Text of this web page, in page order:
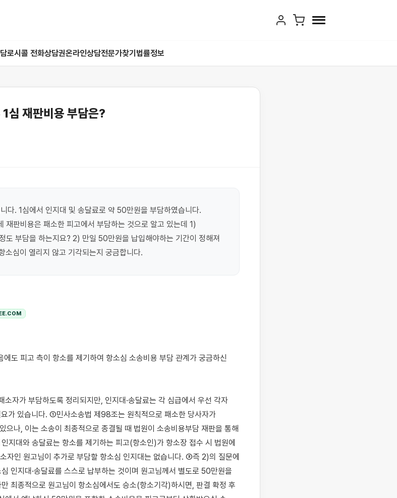
로시콜 전화상담권온라인상담전문가찾기 법률정보
심 재판비용 부담은?
다. 1심에서 인지대 및 송달료로 약 50만원을 부담하였습니다.
재판비용은 패소한 피고에서 부담하는 것으로 알고 있는데 1)
도 부담을 하는지요? 2) 만일 50만원을 납입해야하는 기간이 정해져
소심이 열리지 않고 기각되는지 궁금합니다.
소자가 부담하도록 정리되지만, 인지대·송달료는 각 심급에서 우선 각자
가 있습니다. ①민사소송법 제98조는 원칙적으로 패소한 당사자가
으나, 이는 소송이 최종적으로 종결될 때 법원이 소송비용부담 재판을 통해
지대와 송달료는 항소를 제기하는 피고(항소인)가 항소장 접수 시 법원에
자인 원고님이 추가로 부담할 항소심 인지대는 없습니다. ③즉 2)의 질문에
인지대·송달료를 스스로 납부하는 것이며 원고님께서 별도로 50만원을
최종적으로 원고님이 항소심에서도 승소(항소기각)하시면, 판결 확정 후